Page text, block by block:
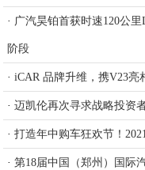
· 广汽昊铂首获时速120公
阶段
·iCAR 品牌升维，携V23
·迈凯伦再次寻求战略投资
·打造年中购车狂欢节！
·第18届中国（郑州）国际